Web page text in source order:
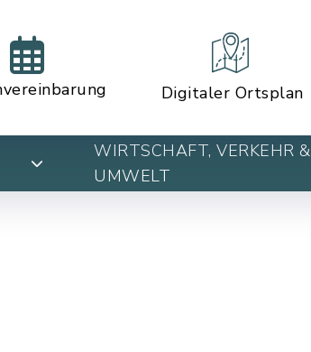
Digitaler Ortsplan
WIRTSCHAFT, VERKEHR &
UMWELT